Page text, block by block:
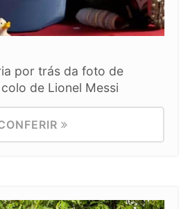
por trás da foto de
de Lionel Messi